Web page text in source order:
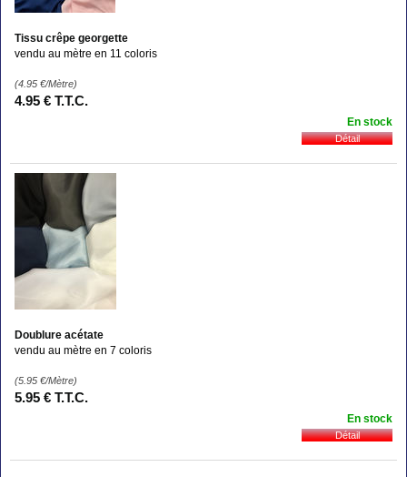
Tissu crêpe georgette
vendu au mètre en 11 coloris
(4.95 €/Mètre)
4.95 € T.T.C.
En stock
Doublure acétate
vendu au mètre en 7 coloris
(5.95 €/Mètre)
5.95 € T.T.C.
En stock